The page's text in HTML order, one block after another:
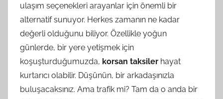
ulaşım seçenekleri arayanlar için önemli bir
alternatif sunuyor. Herkes zamanın ne kadar
değerli olduğunu biliyor. Özellikle yoğun
günlerde, bir yere yetişmek için
koşuşturduğumuzda, korsan taksiler hayat
kurtarıcı olabilir. Düşünün, bir arkadaşınızla
buluşacaksınız. Ama trafik mi? Tam da o anda bir